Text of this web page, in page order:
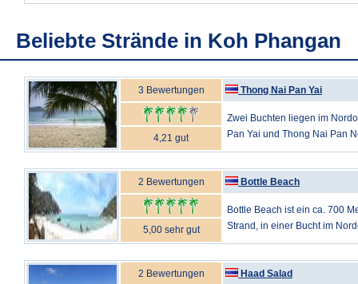
Beliebte Strände in Koh Phangan
3 Bewertungen Thong Nai Pan Yai
Zwei Buchten liegen im
Pan Yai und Thong Nai Pan
4,21 gut
2 Bewertungen Bottle Beach
Bottle Beach ist ein ca. 700
Strand, in einer Bucht im
5,00 sehr gut
2 Bewertungen Haad Salad